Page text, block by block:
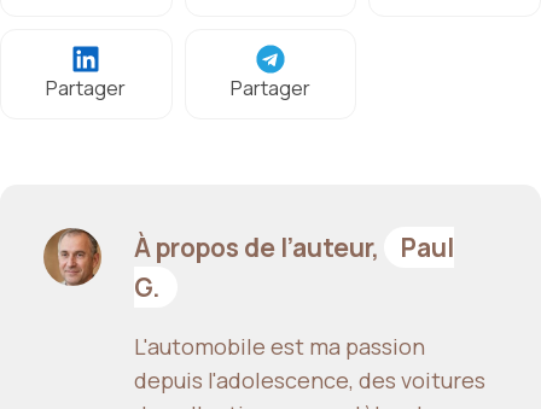
Partager Partager
À propos de l’auteur,
Paul
G.
L'automobile est ma passion
depuis l'adolescence, des voitures